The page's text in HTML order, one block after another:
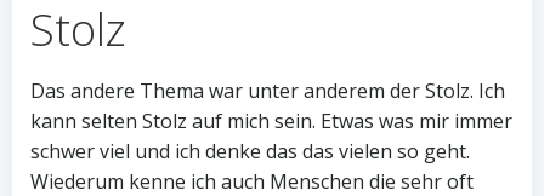
Stolz
Das andere Thema war unter anderem der Stolz. Ich
kann selten Stolz auf mich sein. Etwas was mir immer
schwer viel und ich denke das das vielen so geht.
Wiederum kenne ich auch Menschen die sehr oft